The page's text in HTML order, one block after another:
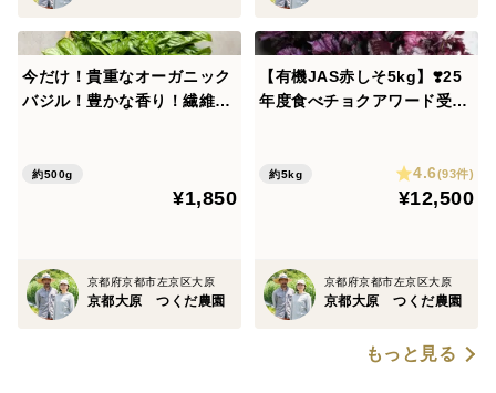
今だけ！貴重なオーガニック
バジル！豊かな香り！繊維は
約500g
¥1,850
京都府京都市左京区大原
京都大原 つくだ農園
【有機JAS赤しそ5kg】❣️25
年度食べチョクアワード受賞
買！有機で固定種！京都府大
原産有機ちりめん赤しそ！ジ
約5kg 4.6(93件)
¥12,500
京都府京都市左京区大原
京都大原 つくだ農園
もっと見る